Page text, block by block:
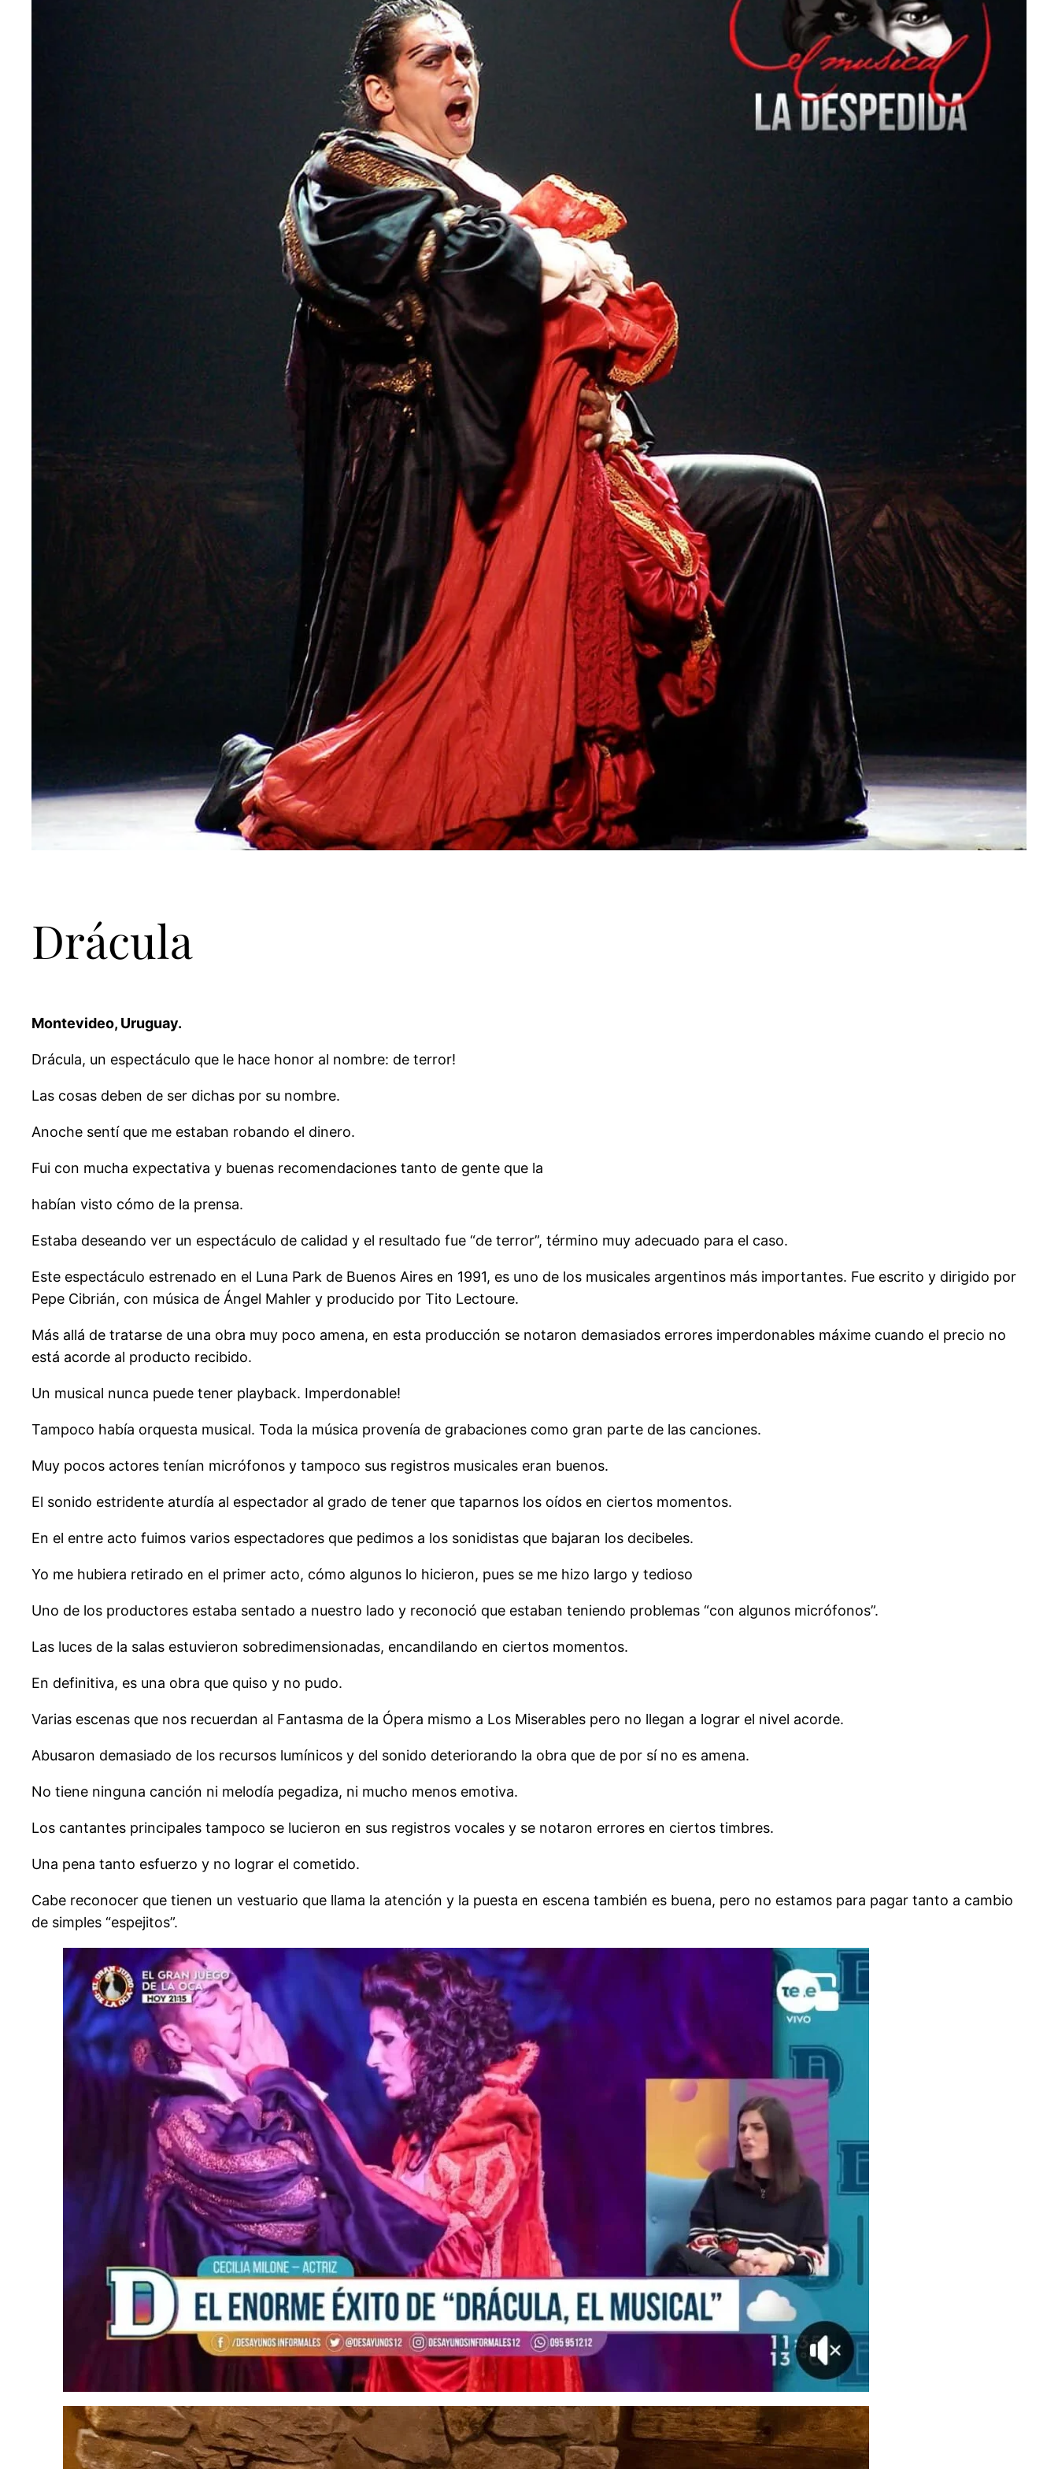
Drácula
Montevideo, Uruguay.
Drácula, un espectáculo que le hace honor al nombre: de terror!
Las cosas deben de ser dichas por su nombre.
Anoche sentí que me estaban robando el dinero.
Fui con mucha expectativa y buenas recomendaciones tanto de gente que la
habían visto cómo de la prensa.
Estaba deseando ver un espectáculo de calidad y el resultado fue “de terror”, término muy adecuado para el caso.
Este espectáculo estrenado en el Luna Park de Buenos Aires en 1991, es uno de los musicales argentinos más importantes. Fue escrito y dirigido por
Pepe Cibrián, con música de Ángel Mahler y producido por Tito Lectoure.
Más allá de tratarse de una obra muy poco amena, en esta producción se notaron demasiados errores imperdonables máxime cuando el precio no
está acorde al producto recibido.
Un musical nunca puede tener playback. Imperdonable!
Tampoco había orquesta musical. Toda la música provenía de grabaciones como gran parte de las canciones.
Muy pocos actores tenían micrófonos y tampoco sus registros musicales eran buenos.
El sonido estridente aturdía al espectador al grado de tener que taparnos los oídos en ciertos momentos.
En el entre acto fuimos varios espectadores que pedimos a los sonidistas que bajaran los decibeles.
Yo me hubiera retirado en el primer acto, cómo algunos lo hicieron, pues se me hizo largo y tedioso
Uno de los productores estaba sentado a nuestro lado y reconoció que estaban teniendo problemas “con algunos micrófonos”.
Las luces de la salas estuvieron sobredimensionadas, encandilando en ciertos momentos.
En definitiva, es una obra que quiso y no pudo.
Varias escenas que nos recuerdan al Fantasma de la Ópera mismo a Los Miserables pero no llegan a lograr el nivel acorde.
Abusaron demasiado de los recursos lumínicos y del sonido deteriorando la obra que de por sí no es amena.
No tiene ninguna canción ni melodía pegadiza, ni mucho menos emotiva.
Los cantantes principales tampoco se lucieron en sus registros vocales y se notaron errores en ciertos timbres.
Una pena tanto esfuerzo y no lograr el cometido.
Cabe reconocer que tienen un vestuario que llama la atención y la puesta en escena también es buena, pero no estamos para pagar tanto a cambio
de simples “espejitos”.